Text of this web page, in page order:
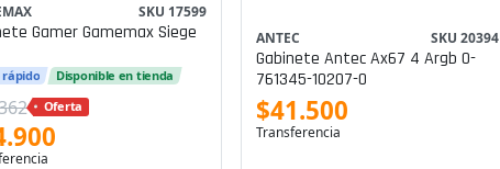
SKU 17599
Gamer Gamemax Siege
rápido Disponible en tienda
Oferta
ANTEC SKU 20394
Gabinete Antec Ax67 4 Argb 0-
761345-10207-0
$41.500
Transferencia